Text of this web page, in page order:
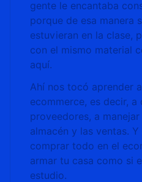
gente le encantaba
porque de esa manera
estuvieran en la clase,
con el mismo material
aquí.
Ahí nos tocó aprender
ecommerce, es decir,
proveedores, a
almacén y las ventas.
comprar todo en el
armar tu casa como si
estudio.